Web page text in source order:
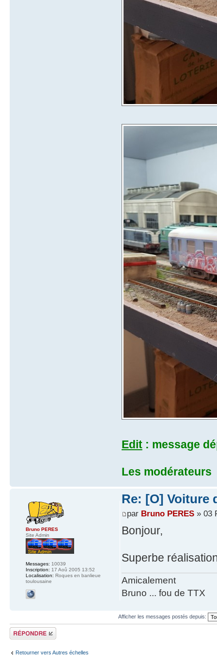
Edit: message
Les modérateurs
Re: [O] Voiture
par Bruno PERES» 03
Bonjour,
Superbe
Amicalement
Bruno ... fou de TTX
Bruno PERES
Site Admin
Messages: 10039
Inscription: 17 Aoû 2005 13:52
Localisation: Roques en banlieue
toulousaine
Afficher les messages postés depuis:
Répondre
Retourner vers Autres échelles